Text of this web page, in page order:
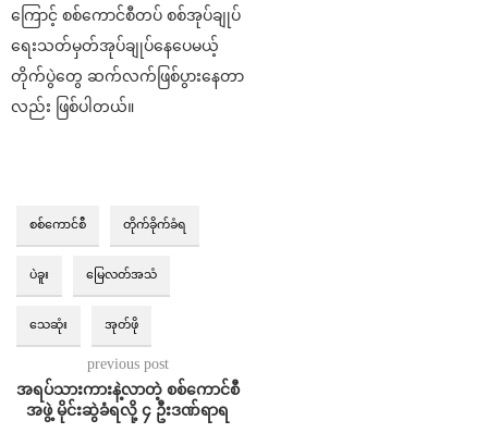
ကြောင့် စစ်ကောင်စီတပ် စစ်အုပ်ချုပ်
ရေးသတ်မှတ်အုပ်ချုပ်နေပေမယ့်
တိုက်ပွဲတွေ ဆက်လက်ဖြစ်ပွားနေတာ
လည်း ဖြစ်ပါတယ်။
စစ်ကောင်စီ တိုက်ခိုက်ခံရ
ပဲခူး မြေလတ်အသံ
သေဆုံး အုတ်ဖို
previous post
အရပ်သားကားနဲ့လာတဲ့ စစ်ကောင်စီ
အဖွဲ့ မိုင်းဆွဲခံရလို့ ၄ ဦးဒဏ်ရာရ